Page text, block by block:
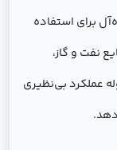
برای استفاده
نفت و گاز،
عملکرد بی‌نظیری